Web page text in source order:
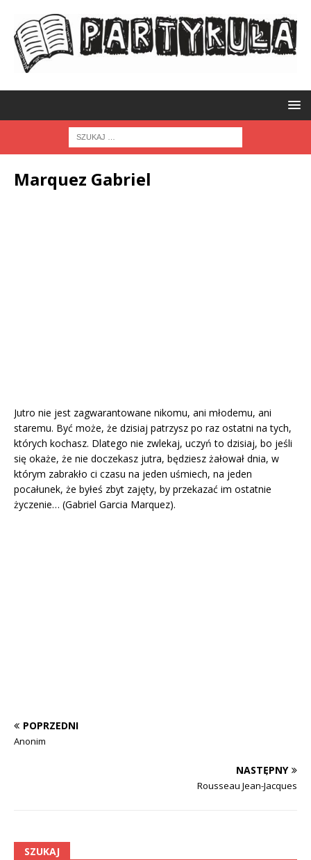
Marquez Gabriel
Jutro nie jest zagwarantowane nikomu, ani młodemu, ani
staremu. Być może, że dzisiaj patrzysz po raz ostatni na tych,
których kochasz. Dlatego nie zwlekaj, uczyń to dzisiaj, bo jeśli
się okaże, że nie doczekasz jutra, będziesz żałował dnia, w
którym zabrakło ci czasu na jeden uśmiech, na jeden
pocałunek, że byłeś zbyt zajęty, by przekazać im ostatnie
życzenie… (Gabriel Garcia Marquez).
POPRZEDNI
Anonim
NASTĘPNY
Rousseau Jean-Jacques
SZUKAJ